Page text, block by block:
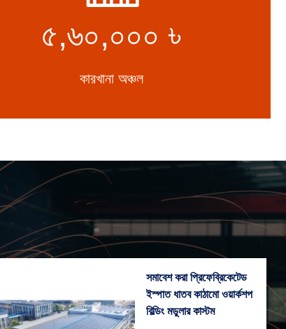
৫,৬০,০০০ ৳
কারখানা অঞ্চল
সমাবেশ করা প্রিফেব্রিকেটেড
ইস্পাত ধাতব কাঠামো ওয়ার্কশপ
বিল্ডিং মডুলার কাস্টম